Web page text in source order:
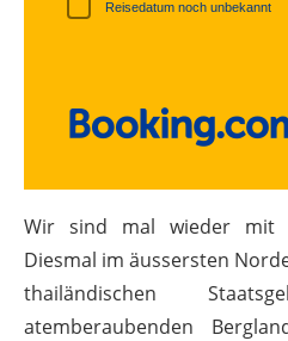
Reisedatum noch unbekannt
Wir sind mal wieder mit
Diesmal im äussersten
thailändischen
atemberaubenden